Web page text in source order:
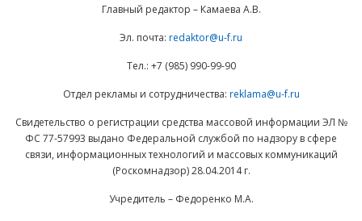
Главный редактор – Камаева А.В.
Эл. почта: redaktor@u-f.ru
Тел.: +7 (985) 990-99-90
Отдел рекламы и сотрудничества: reklama@u-f.ru
Свидетельство о регистрации средства массовой информации ЭЛ №
ФС 77-57993 выдано Федеральной службой по надзору в сфере
связи, информационных технологий и массовых коммуникаций
(Роскомнадзор) 28.04.2014 г.
Учредитель – Федоренко М.А.